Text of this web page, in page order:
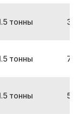
тонны
тонны
тонны